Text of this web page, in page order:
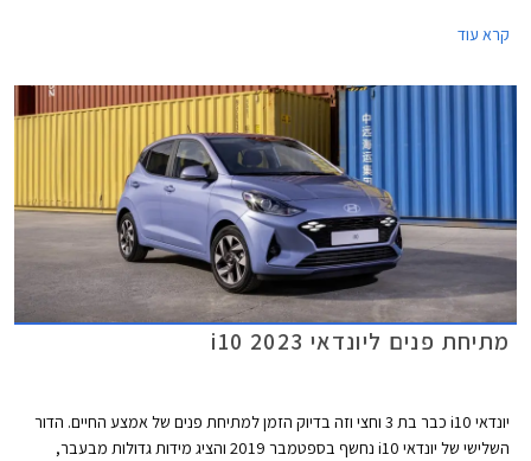
קרא עוד
מתיחת פנים ליונדאי i10 2023
יונדאי i10 כבר בת 3 וחצי וזה בדיוק הזמן למתיחת פנים של אמצע החיים. הדור
השלישי של יונדאי i10 נחשף בספטמבר 2019 והציג מידות גדולות מבעבר,